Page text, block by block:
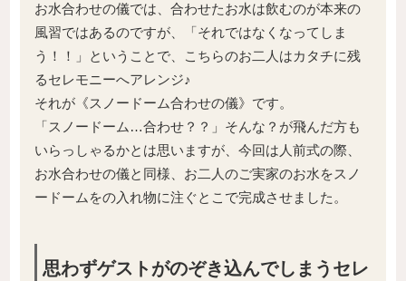
お水合わせの儀では、合わせたお水は飲むのが本来の
風習ではあるのですが、「それではなくなってしま
う！！」ということで、こちらのお二人はカタチに残
るセレモニーへアレンジ♪
それが《スノードーム合わせの儀》です。
「スノードーム…合わせ？？」そんな？が飛んだ方も
いらっしゃるかとは思いますが、今回は人前式の際、
お水合わせの儀と同様、お二人のご実家のお水をスノ
ードームをの入れ物に注ぐとこで完成させました。
思わずゲストがのぞき込んでしまうセレ